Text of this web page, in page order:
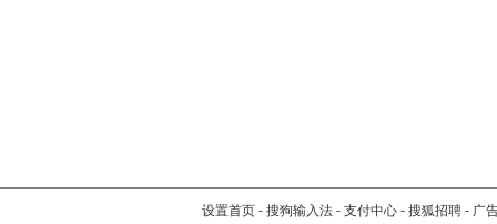
设置首页 - 搜狗输入法 - 支付中心 - 搜狐招聘 - 广